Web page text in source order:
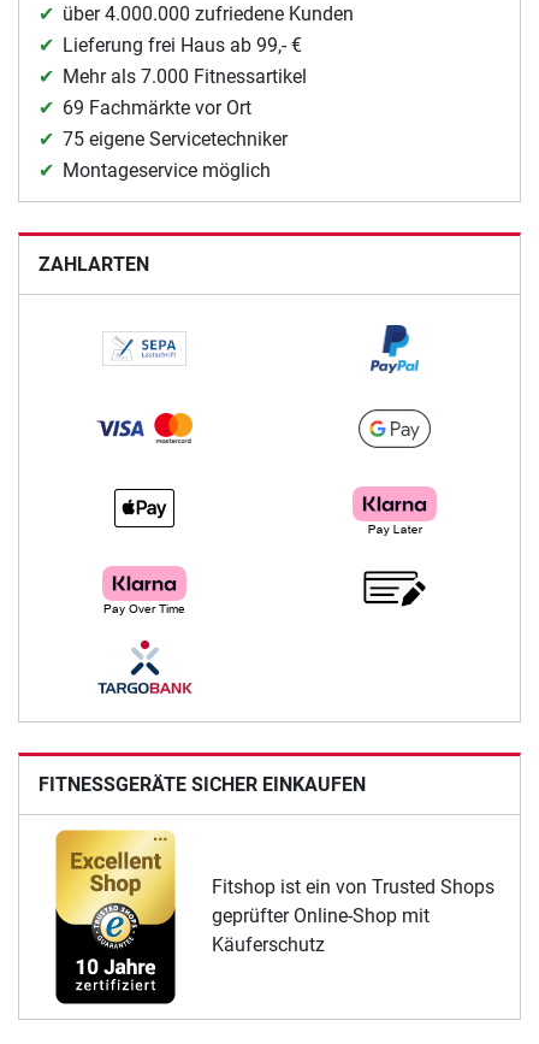
über 4.000.000 zufriedene Kunden
Lieferung frei Haus ab 99,- €
Mehr als 7.000 Fitnessartikel
69 Fachmärkte vor Ort
75 eigene Servicetechniker
Montageservice möglich
ZAHLARTEN
FITNESSGERÄTE SICHER EINKAUFEN
Fitshop ist ein von Trusted Shops
geprüfter Online-Shop mit
Käuferschutz